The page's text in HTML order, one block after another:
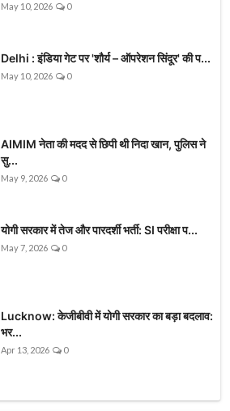
May 10, 2026 0
Delhi : इंडिया गेट पर 'शौर्य – ऑपरेशन सिंदूर' की प...
May 10, 2026 0
AIMIM नेता की मदद से छिपी थी निदा खान, पुलिस ने
सु...
May 9, 2026 0
योगी सरकार में तेज और पारदर्शी भर्ती: SI परीक्षा प...
May 7, 2026 0
Lucknow: केजीबीवी में योगी सरकार का बड़ा बदलाव:
भर...
Apr 13, 2026 0